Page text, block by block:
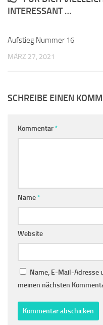
INTERESSANT …
Aufstieg Nummer 16
MÄRZ 27, 2021
SCHREIBE EINEN
Kommentar*
Name*
Website
Name, E-Mail-Adresse
meinen nächsten